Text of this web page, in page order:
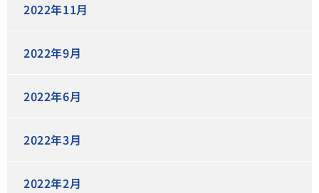
2022年11月
2022年9月
2022年6月
2022年3月
2022年2月